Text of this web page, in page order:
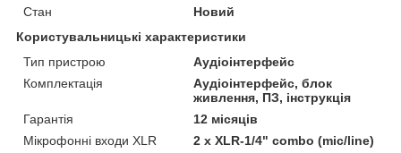
Стан
Новий
Користувальницькі характеристики
Тип пристрою
Аудіоінтерфейс
Комплектація
Аудіоінтерфейс, блок
живлення, ПЗ, інструкція
Гарантія
12 місяців
Мікрофонні входи XLR
2 x XLR-1/4" combo (mic/line)